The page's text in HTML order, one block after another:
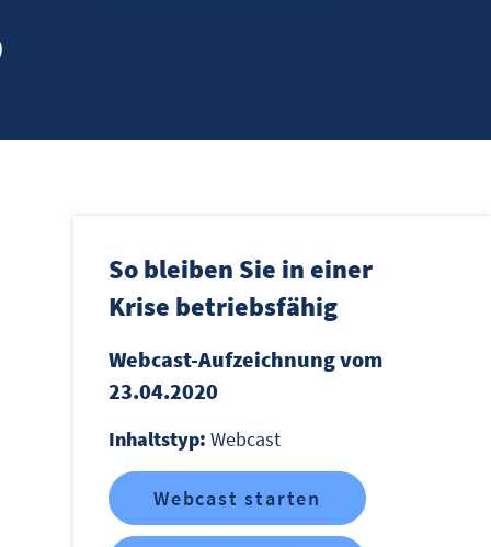
So bleiben Sie in einer
Krise betriebsfähig
Webcast-Aufzeichnung vom
23.04.2020
Inhaltstyp: Webcast
Webcast starten